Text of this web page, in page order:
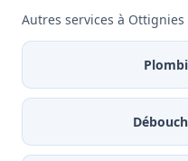
Autres services à Ottignies